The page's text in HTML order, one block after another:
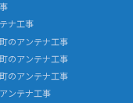
ナ工事
のアンテナ工事
のアンテナ工事
のアンテナ工事
ンテナ工事